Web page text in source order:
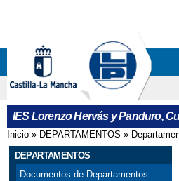
IES Lorenzo Hervás y Panduro,
Se encuentra usted
Inicio » DEPARTAMENTOS »
DEPARTAMENTOS
Documentos de Departamentos